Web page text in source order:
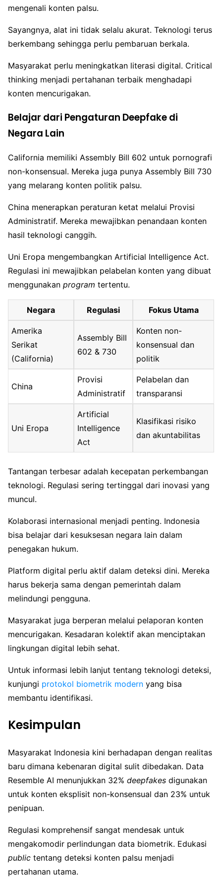
mengenali konten palsu.
Sayangnya, alat ini tidak selalu akurat. Teknologi terus
berkembang sehingga perlu pembaruan berkala.
Masyarakat perlu meningkatkan literasi digital. Critical
thinking menjadi pertahanan terbaik menghadapi
konten mencurigakan.
Belajar dari Pengaturan Deepfake di
Negara Lain
California memiliki Assembly Bill 602 untuk pornografi
non-konsensual. Mereka juga punya Assembly Bill 730
yang melarang konten politik palsu.
China menerapkan peraturan ketat melalui Provisi
Administratif. Mereka mewajibkan penandaan konten
hasil teknologi canggih.
Uni Eropa mengembangkan Artificial Intelligence Act.
Regulasi ini mewajibkan pelabelan konten yang dibuat
menggunakan program tertentu.
Negara Regulasi Fokus Utama
Amerika
Serikat
(California)
Assembly Bill
602 & 730
Konten non-
konsensual dan
politik
China
Provisi
Administratif
Pelabelan dan
transparansi
Uni Eropa
Artificial
Intelligence
Act
Klasifikasi risiko
dan akuntabilitas
Tantangan terbesar adalah kecepatan perkembangan
teknologi. Regulasi sering tertinggal dari inovasi yang
muncul.
Kolaborasi internasional menjadi penting. Indonesia
bisa belajar dari kesuksesan negara lain dalam
penegakan hukum.
Platform digital perlu aktif dalam deteksi dini. Mereka
harus bekerja sama dengan pemerintah dalam
melindungi pengguna.
Masyarakat juga berperan melalui pelaporan konten
mencurigakan. Kesadaran kolektif akan menciptakan
lingkungan digital lebih sehat.
Untuk informasi lebih lanjut tentang teknologi deteksi,
kunjungi protokol biometrik modern yang bisa
membantu identifikasi.
Kesimpulan
Masyarakat Indonesia kini berhadapan dengan realitas
baru dimana kebenaran digital sulit dibedakan. Data
Resemble AI menunjukkan 32% deepfakes digunakan
untuk konten eksplisit non-konsensual dan 23% untuk
penipuan.
Regulasi komprehensif sangat mendesak untuk
mengakomodir perlindungan data biometrik. Edukasi
public tentang deteksi konten palsu menjadi
pertahanan utama.